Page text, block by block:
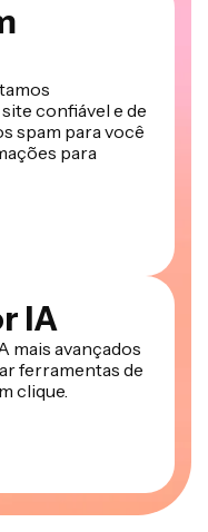
confiável e de
spam para você
para
IA
mais avançados
ferramentas de
clique.